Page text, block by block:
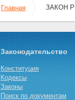
Главная ЗАКОН
Законодательство
Конституция
Кодексы
Законы
Поиск по документам